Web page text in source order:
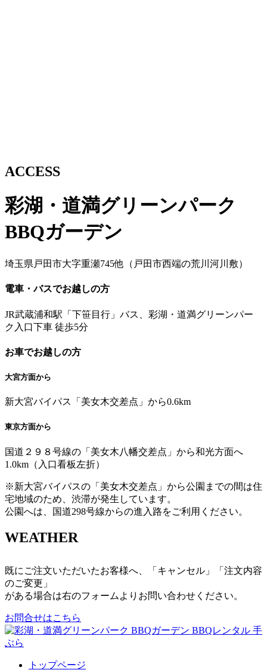
ACCESS
彩湖・道満グリーンパーク
BBQガーデン
埼玉県戸田市大字重瀬745他 （戸田市西端の荒川河川敷）
電車・バスでお越しの方
JR武蔵浦和駅「下笹目行」バス、彩湖・道満グリーンパー
ク入口下車 徒歩5分
お車でお越しの方
大宮方面から
新大宮バイパス「美女木交差点」から0.6km
東京方面から
国道２９８号線の「美女木八幡交差点」から和光方面へ
1.0km（入口看板左折）
※新大宮バイパスの「美女木交差点」から公園までの間は住
宅地域のため、渋滞が発生しています。
公園へは、国道298号線からの進入路をご利用ください。
WEATHER
既にご注文いただいたお客様へ、「キャンセル」「注文内容
のご変更」
がある場合は右のフォームよりお問い合わせください。
お問合せはこちら
トップページ